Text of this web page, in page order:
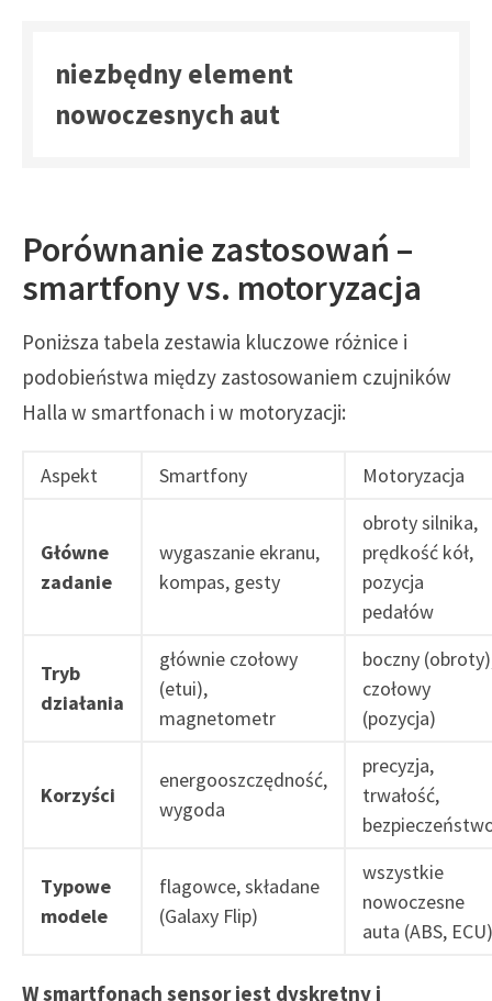
niezbędny element
nowoczesnych aut
Porównanie zastosowań –
smartfony vs. motoryzacja
Poniższa tabela zestawia kluczowe różnice i
podobieństwa między zastosowaniem czujników
Halla w smartfonach i w motoryzacji:
Aspekt Smartfony Motoryzacja
Główne
zadanie
wygaszanie ekranu,
kompas, gesty
obroty silnika,
prędkość kół,
pozycja
pedałów
Tryb
działania
głównie czołowy
(etui),
magnetometr
boczny
czołowy
(pozycja)
Korzyści
energooszczędność,
wygoda
precyzja,
trwałość,
Typowe
modele
flagowce, składane
(Galaxy Flip)
wszystkie
nowoczesne
auta (ABS, ECU)
W smartfonach sensor jest dyskretny i